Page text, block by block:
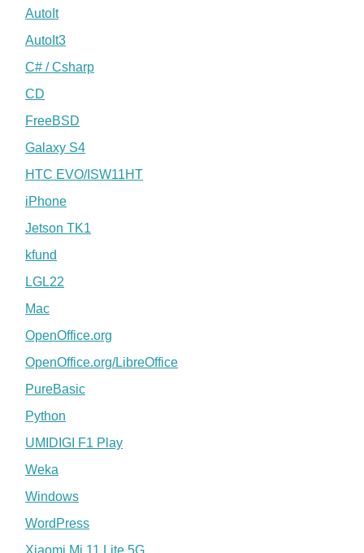
AutoIt
AutoIt3
C# / Csharp
CD
FreeBSD
Galaxy S4
HTC EVO/ISW11HT
iPhone
Jetson TK1
kfund
LGL22
Mac
OpenOffice.org
OpenOffice.org/LibreOffice
PureBasic
Python
UMIDIGI F1 Play
Weka
Windows
WordPress